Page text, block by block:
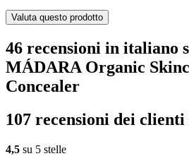
Valuta questo prodotto
46 recensioni in italiano
MÁDARA Organic
Concealer
107 recensioni dei
4,5 su 5 stelle